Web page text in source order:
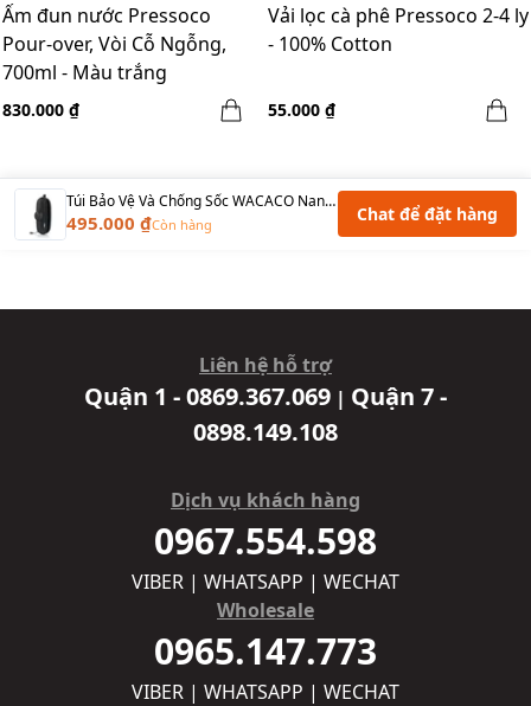
Ấm đun nước Pressoco
Pour-over, Vòi Cỗ Ngỗng,
700ml - Màu trắng
830.000 ₫
Vải lọc cà phê Pressoco 2-4 ly
- 100% Cotton
55.000 ₫
Túi Bảo Vệ Và Chống Sốc WACACO Nanopresso Medium Case
495.000 ₫Còn hàng Chat để đặt hàng
Liên hệ hỗ trợ
Quận 1 - 0869.367.069 | Quận 7 -
0898.149.108
Dịch vụ khách hàng
0967.554.598
VIBER | WHATSAPP | WECHAT
Wholesale
0965.147.773
VIBER | WHATSAPP | WECHAT